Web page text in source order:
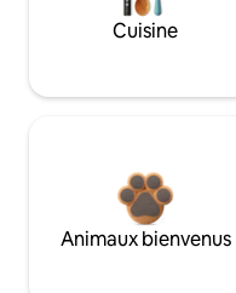
Cuisine
Animaux bienvenus